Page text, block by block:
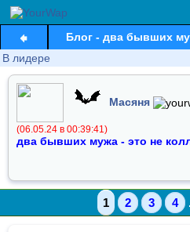
Блог - два бывших
В лидере
Масяня
(06.05.24 в 00:39:41)
два бывших мужа - это не
1 2 3 4